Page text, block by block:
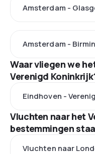
Amsterdam -
Amsterdam -
Waar vliegen we
Verenigd
Eindhoven -
Vluchten naar het
bestemmingen
Vluchten naar